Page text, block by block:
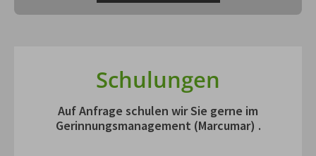
Schulungen
Auf Anfrage schulen wir Sie gerne im
Gerinnungsmanagement (Marcumar) .